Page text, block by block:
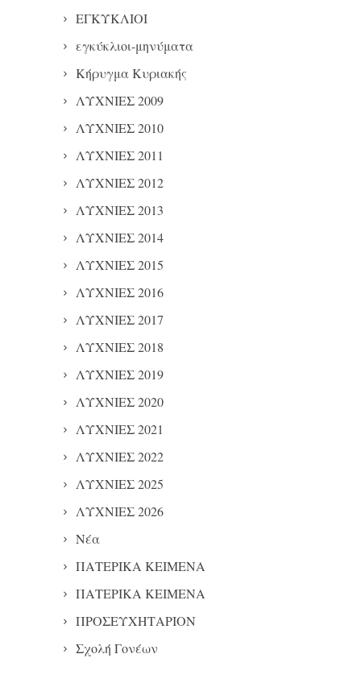
ΕΓΚΥΚΛΙΟΙ
εγκύκλιοι-μηνύματα
Κήρυγμα Κυριακής
ΛΥΧΝΙΕΣ 2009
ΛΥΧΝΙΕΣ 2010
ΛΥΧΝΙΕΣ 2011
ΛΥΧΝΙΕΣ 2012
ΛΥΧΝΙΕΣ 2013
ΛΥΧΝΙΕΣ 2014
ΛΥΧΝΙΕΣ 2015
ΛΥΧΝΙΕΣ 2016
ΛΥΧΝΙΕΣ 2017
ΛΥΧΝΙΕΣ 2018
ΛΥΧΝΙΕΣ 2019
ΛΥΧΝΙΕΣ 2020
ΛΥΧΝΙΕΣ 2021
ΛΥΧΝΙΕΣ 2022
ΛΥΧΝΙΕΣ 2025
ΛΥΧΝΙΕΣ 2026
Νέα
ΠΑΤΕΡΙΚΑ ΚΕΙΜΕΝΑ
ΠΑΤΕΡΙΚΑ ΚΕΙΜΕΝΑ
ΠΡΟΣΕΥΧΗΤΑΡΙΟΝ
Σχολή Γονέων